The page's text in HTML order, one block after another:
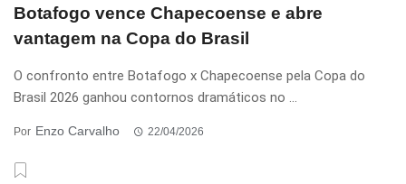
Botafogo vence Chapecoense e abre
vantagem na Copa do Brasil
O confronto entre Botafogo x Chapecoense pela Copa do
Brasil 2026 ganhou contornos dramáticos no ...
Por Enzo Carvalho 22/04/2026